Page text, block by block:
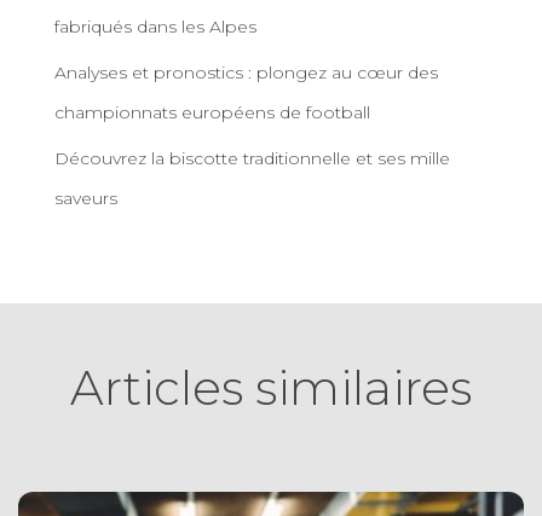
fabriqués dans les Alpes
Analyses et pronostics : plongez au cœur des
championnats européens de football
Découvrez la biscotte traditionnelle et ses mille
saveurs
Articles similaires